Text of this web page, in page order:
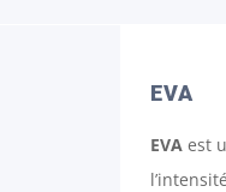
EVA
EVA est